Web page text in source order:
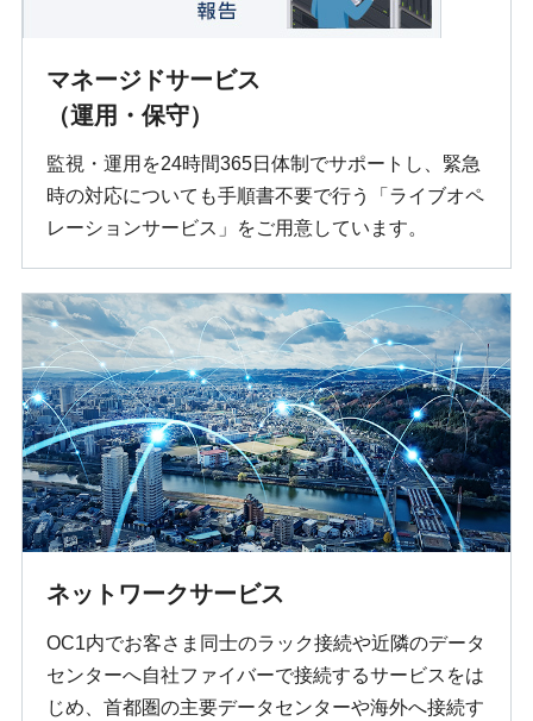
マネージドサービス
（運用・保守）
監視・運用を24時間365日体制でサポートし、緊急
時の対応についても手順書不要で行う「ライブオペ
レーションサービス」をご用意しています。
ネットワークサービス
OC1内でお客さま同士のラック接続や近隣のデータ
センターへ自社ファイバーで接続するサービスをは
じめ、首都圏の主要データセンターや海外へ接続す